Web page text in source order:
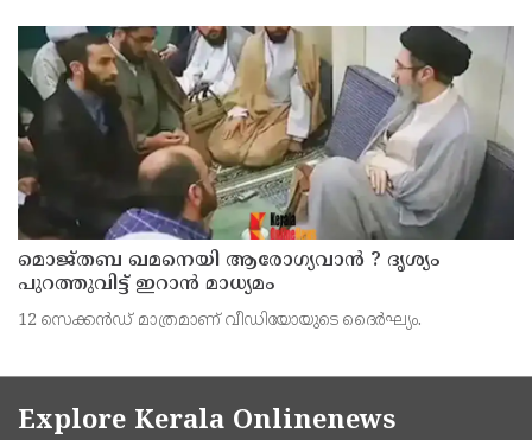
മൊജ്തബ ഖമനെയി ആരോഗ്യവാന്‍ ? ദൃശ്യം
പുറത്തുവിട്ട് ഇറാന്‍ മാധ്യമം
12 സെക്കന്‍ഡ് മാത്രമാണ് വീഡിയോയുടെ ദൈര്‍ഘ്യം.
Explore Kerala Onlinenews